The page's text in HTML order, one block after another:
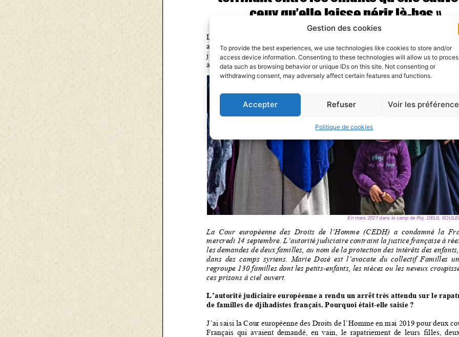
Gestion des cookies
To provide the best experiences, we use technologies like cookies to store and/or
access device information. Consenting to these technologies will allow us to
data such as browsing behavior or unique IDs on this site. Not consenting or
withdrawing consent, may adversely affect certain features and functions.
Accepter Refuser Voir les
Politique de cookies